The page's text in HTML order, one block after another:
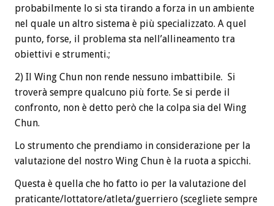
probabilmente lo si sta tirando a forza in un ambiente
nel quale un altro sistema è più specializzato. A quel
punto, forse, il problema sta nell’allineamento tra
obiettivi e strumenti.;
2) Il Wing Chun non rende nessuno imbattibile. Si
troverà sempre qualcuno più forte. Se si perde il
confronto, non è detto però che la colpa sia del Wing
Chun.
Lo strumento che prendiamo in considerazione per la
valutazione del nostro Wing Chun è la ruota a spicchi.
Questa è quella che ho fatto io per la valutazione del
praticante/lottatore/atleta/guerriero (scegliete sempre